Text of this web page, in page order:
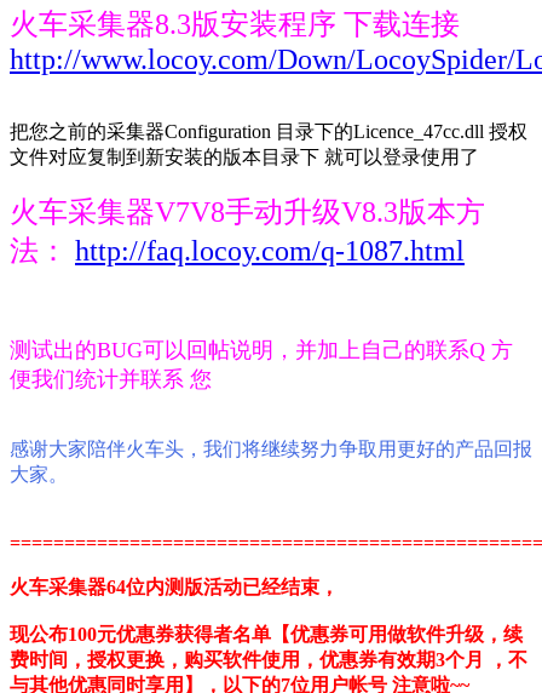
火车采集器8.3版安装程序 下载连接
http://www.locoy.com/Down/LocoySpider/
把您之前的采集器Configuration 目录下的Licence_47cc.dll 授权
文件对应复制到新安装的版本目录下 就可以登录使用了
火车采集器V7V8手动升级V8.3版本方
法： http://faq.locoy.com/q-1087.html
测试出的BUG可以回帖说明，并加上自己的联系Q 方
便我们统计并联系 您
感谢大家陪伴火车头，我们将继续努力争取用更好的产品回报
大家。
火车采集器64位内测版活动已经结束，
现公布100元优惠券获得者名单【优惠券可用做软件升级，续
费时间，授权更换，购买软件使用，优惠券有效期3个月 ，不
与其他优惠同时享用】，以下的7位用户帐号 注意啦~~